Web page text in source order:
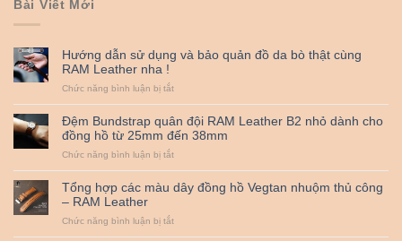
Bài Viết Mới
Hướng dẫn sử dụng và bảo quản đồ da bò thật cùng
RAM Leather nha !
Chức năng bình luận bị tắtở
sử
dụng
và
quản
đồ
bò
thật
Đệm Bundstrap quân đội RAM Leather B2 nhỏ dành cho
đồng hồ từ 25mm đến 38mm
Chức năng bình luận bị tắtở
Bundstrap
quân
RAM
Tổng hợp các màu dây đồng hồ Vegtan nhuộm thủ công
– RAM Leather
Chức năng bình luận bị tắtở